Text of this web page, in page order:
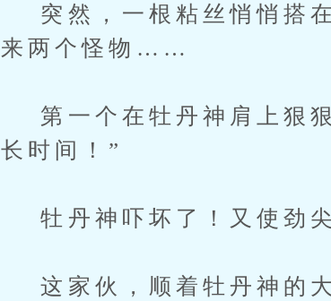
突然，一根粘丝悄悄搭
来两个怪物……
第一个在牡丹神肩上狠
长时间！”
牡丹神吓坏了！又使劲
这家伙，顺着牡丹神的